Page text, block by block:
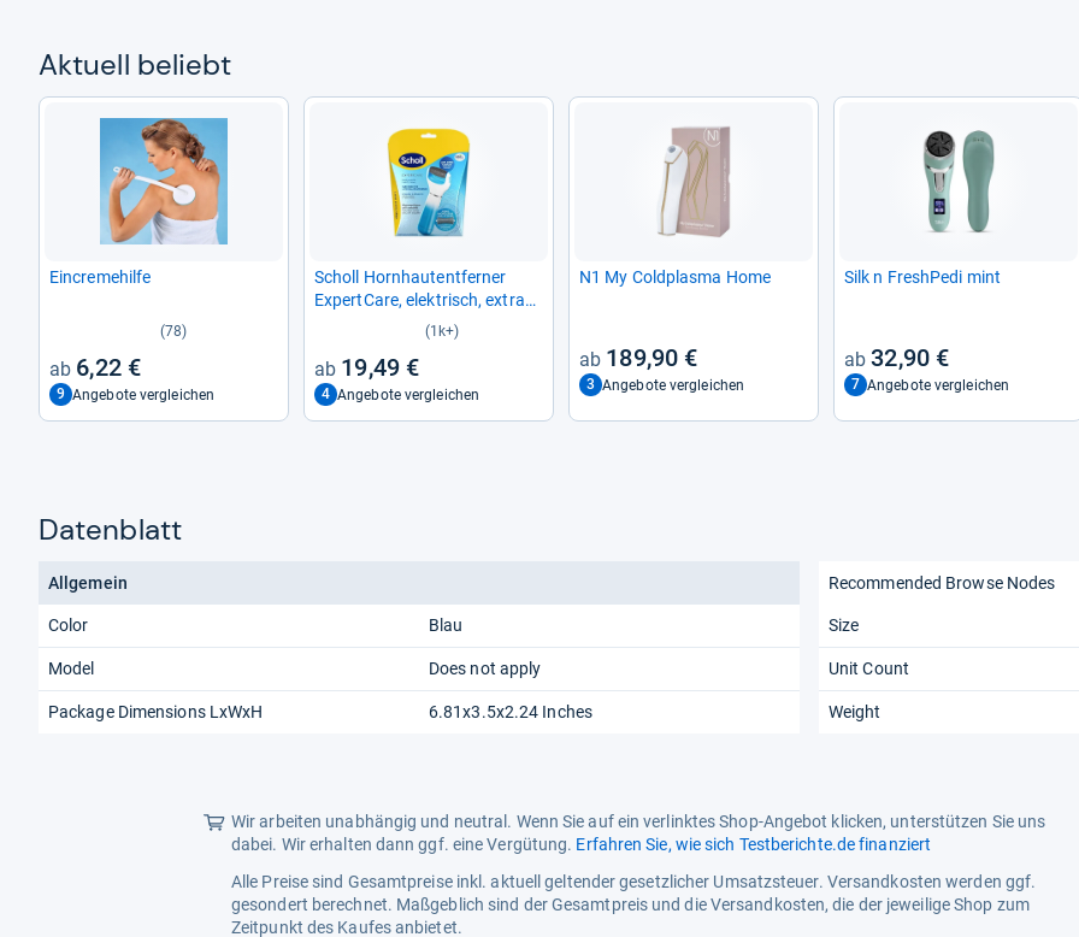
Aktu­ell beliebt
Ein­cre­me­hilfe
(78)
6,22 €
9 Angebote vergleichen
Scholl Horn­hautent­fer­ner
Expert­Care, elek­trisch, extra
starke Kör­nung(1k+)
19,49 €
4 Angebote vergleichen
N1 My Cold­plasma Home
189,90 €
3 Angebote vergleichen
Silk n Fres­h­Pedi mint
32,90 €
7 Angebote vergleichen
Datenblatt
Allgemein
Color Blau
Model Does not apply
Package Dimensions LxWxH 6.81x3.5x2.24 Inches
Recommended Browse Nodes
Size
Unit Count
Weight
Wir arbeiten unabhängig und neutral. Wenn Sie auf ein verlinktes Shop-Angebot klicken, unterstützen Sie uns
dabei. Wir erhalten dann ggf. eine Vergütung. Erfahren Sie, wie sich Testberichte.de finanziert
Alle Preise sind Gesamtpreise inkl. aktuell geltender gesetzlicher Umsatzsteuer. Versandkosten werden ggf.
gesondert berechnet. Maßgeblich sind der Gesamtpreis und die Versandkosten, die der jeweilige Shop zum
Zeitpunkt des Kaufes anbietet.